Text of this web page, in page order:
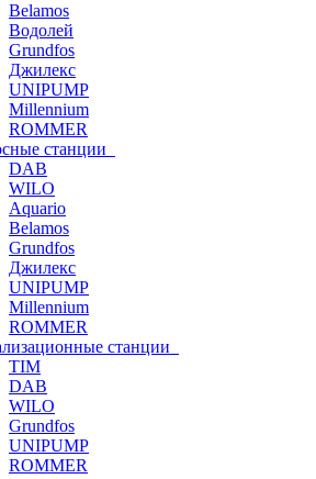
Belamos
Водолей
Grundfos
Джилекс
UNIPUMP
Millennium
ROMMER
станции
DAB
WILO
Aquario
Belamos
Grundfos
Джилекс
UNIPUMP
Millennium
ROMMER
станции
TIM
DAB
WILO
Grundfos
UNIPUMP
ROMMER